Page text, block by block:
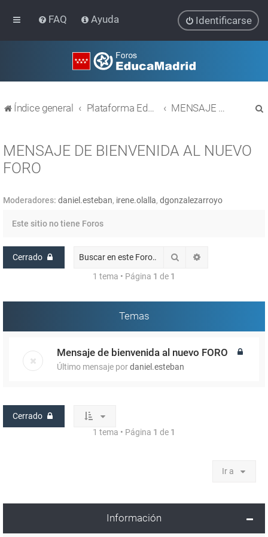
FAQ Ayuda Identificarse
Índice general Plataforma Educativa EducaMadrid MENSAJE DE BIENVENIDA AL NUEVO FORO
MENSAJE DE BIENVENIDA AL NUEVO
FORO
Moderadores: daniel.esteban, irene.olalla, dgonzalezarroyo
Este sitio no tiene Foros
Cerrado Buscar
1 tema • Página 1 de 1
Temas
Mensaje de bienvenida al nuevo FORO
Último mensaje pordaniel.esteban
Cerrado
1 tema • Página 1 de 1
Ir a
Información